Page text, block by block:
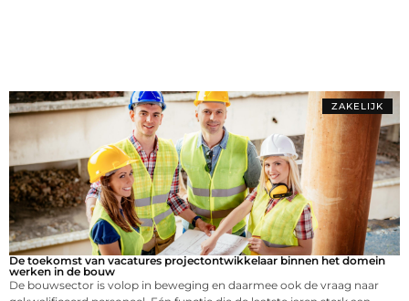
ZAKELIJK
De toekomst van vacatures projectontwikkelaar binnen het domein
werken in de bouw
De bouwsector is volop in beweging en daarmee ook de vraag naar